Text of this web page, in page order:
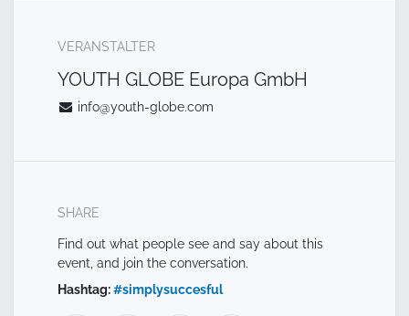
VERANSTALTER
YOUTH GLOBE Europa GmbH
info@youth-globe.com
SHARE
Find out what people see and say about this
event, and join the conversation.
Hashtag:#simplysuccesful